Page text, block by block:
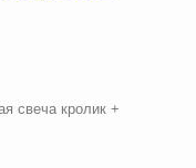
свеча кролик +